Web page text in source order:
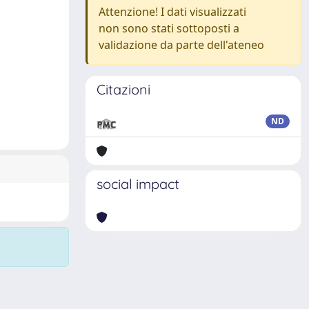
Attenzione! I dati visualizzati
non sono stati sottoposti a
validazione da parte dell'ateneo
Citazioni
ND
social impact